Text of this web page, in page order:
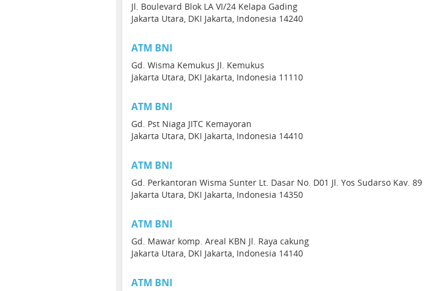
Jl. Boulevard Blok LA VI/24 Kelapa Gading
Jakarta Utara, DKI Jakarta, Indonesia 14240
ATM BNI
Gd. Wisma Kemukus Jl. Kemukus
Jakarta Utara, DKI Jakarta, Indonesia 11110
ATM BNI
Gd. Pst Niaga JITC Kemayoran
Jakarta Utara, DKI Jakarta, Indonesia 14410
ATM BNI
Gd. Perkantoran Wisma Sunter Lt. Dasar No. D01 Jl. Yos Sudarso Kav. 89
Jakarta Utara, DKI Jakarta, Indonesia 14350
ATM BNI
Gd. Mawar komp. Areal KBN Jl. Raya cakung
Jakarta Utara, DKI Jakarta, Indonesia 14140
ATM BNI